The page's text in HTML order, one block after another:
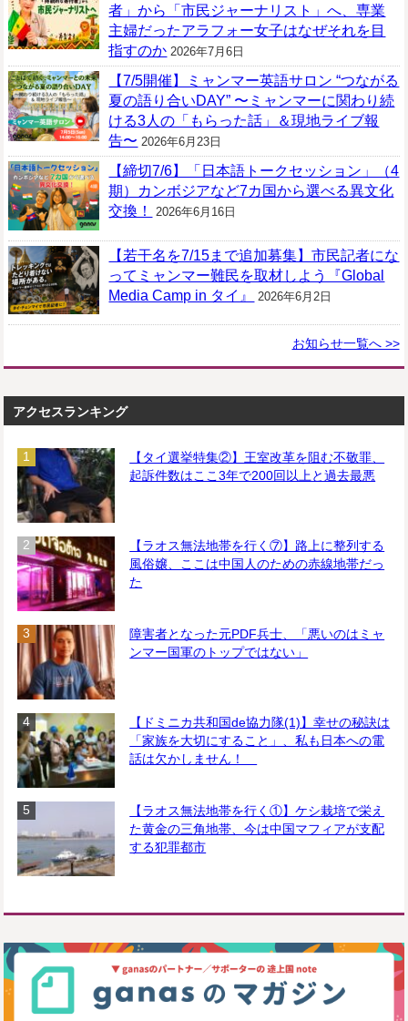
者」から「市民ジャーナリスト」へ、専業
主婦だったアラフォー女子はなぜそれを目
指すのか 2026年7月6日
【7/5開催】ミャンマー英語サロン “つながる
夏の語り合いDAY” 〜ミャンマーに関わり続
ける3人の「もらった話」＆現地ライブ報
告〜 2026年6月23日
【締切7/6】「日本語トークセッション」（4
期）カンボジアなど7カ国から選べる異文化
交換！
2026年6月16日
【若干名を7/15まで追加募集】市民記者にな
ってミャンマー難民を取材しよう『Global
Media Camp in タイ』
2026年6月2日
お知らせ一覧へ >>
アクセスランキング
【タイ選挙特集②】王室改革を阻む不敬罪、
起訴件数はここ3年で200回以上と過去最悪
【ラオス無法地帯を行く⑦】路上に整列する
風俗嬢、ここは中国人のための赤線地帯だっ
た
障害者となった元PDF兵士、「悪いのはミャ
ンマー国軍のトップではない」
【ドミニカ共和国de協力隊(1)】幸せの秘訣は
「家族を大切にすること」、私も日本への電
話は欠かしません！
【ラオス無法地帯を行く①】ケシ栽培で栄え
た黄金の三角地帯、今は中国マフィアが支配
する犯罪都市